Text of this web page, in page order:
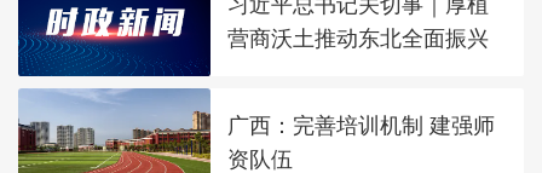
营商沃土推动东北全面振兴
广西：完善培训机制 建强师
资队伍